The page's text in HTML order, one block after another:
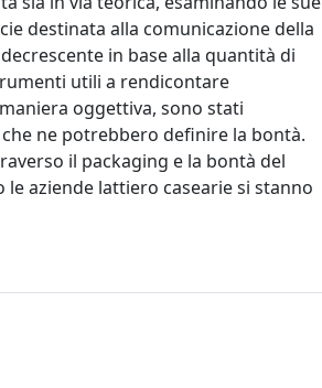
destinata alla comunicazione della
in base alla quantità di
utili a rendicontare
oggettiva, sono stati
ne potrebbero definire la bontà.
il packaging e la bontà del
aziende lattiero casearie si stanno